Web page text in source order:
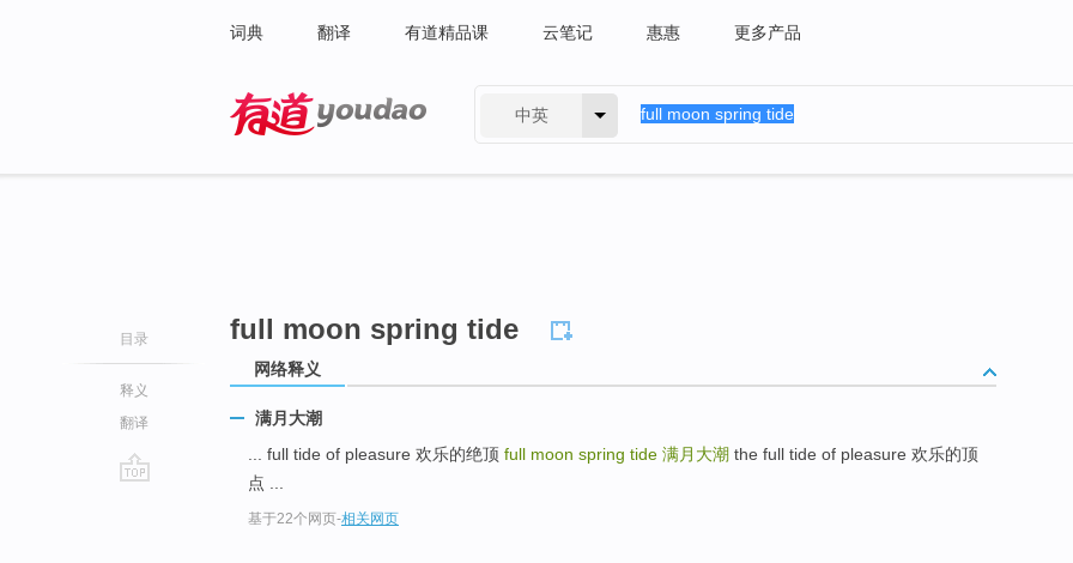
词典 翻译 有道精品课 云笔记 惠惠 更多产品
中英
目录
释义
翻译
full moon spring tide
网络释义
满月大潮
... full tide of pleasure 欢乐的绝顶 full moon spring tide 满月大潮 the full tide of pleasure 欢乐的顶
点 ...
基于22个网页-相关网页